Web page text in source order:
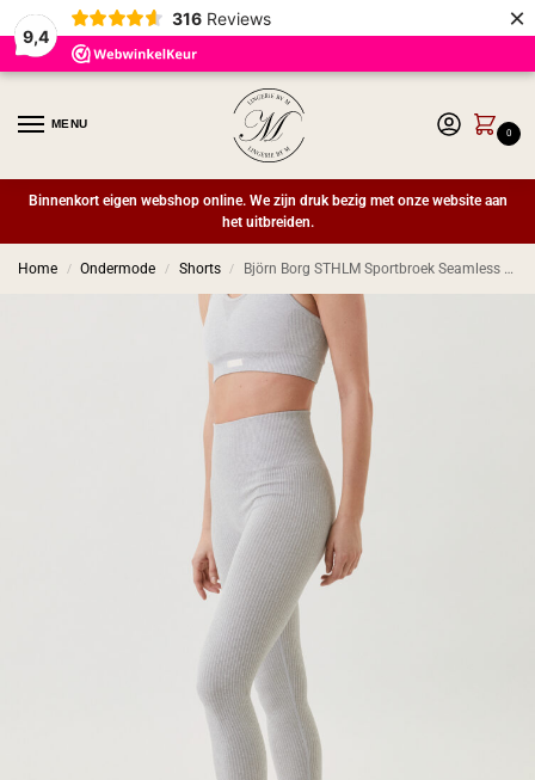
9,4
316 Reviews ×
MENU
0
Binnenkort eigen webshop online. We zijn druk bezig met onze website aan
het uitbreiden.
Home / Ondermode / Shorts / Björn Borg STHLM Sportbroek Seamless Rib Tights LIGHT GREY MELANGE